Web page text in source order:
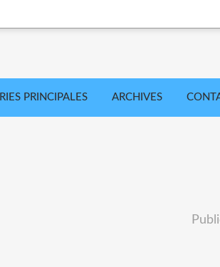
PRINCIPALES ARCHIVES